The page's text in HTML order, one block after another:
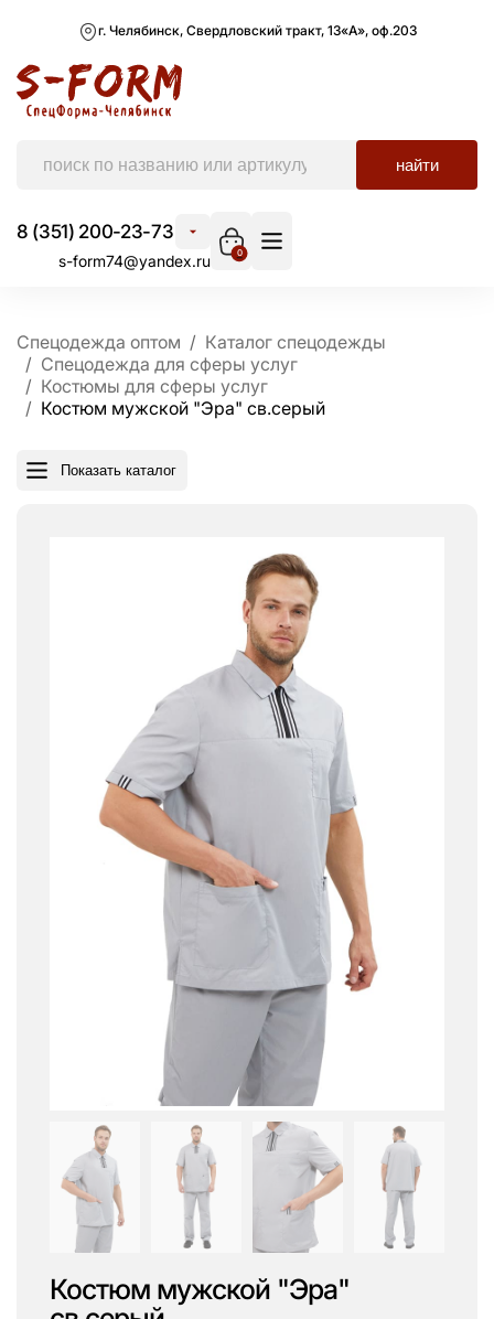
г. Челябинск, Свердловский тракт, 13«А», оф.203
найти
8 (351) 200-23-73
s-form74@yandex.ru 0
Спецодежда оптом
Каталог спецодежды
Спецодежда для сферы услуг
Костюмы для сферы услуг
Костюм мужской "Эра" св.серый
Показать каталог
Костюм мужской "Эра"